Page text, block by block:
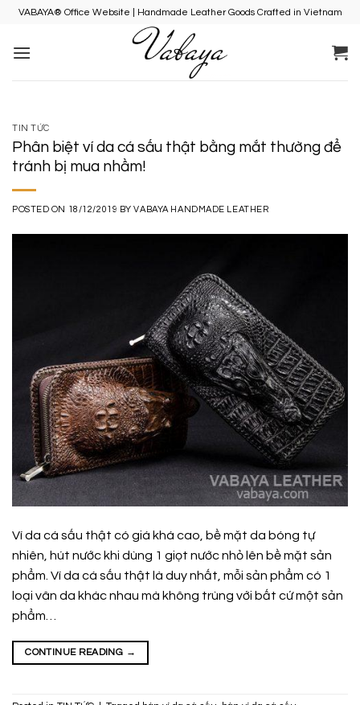
Skip
content
VABAYA® Office Website | Handmade Leather Goods Crafted in Vietnam
TIN TỨC
Phân biệt ví da cá sấu thật bằng mắt thường để
tránh bị mua nhầm!
POSTED ON 18/12/2019 BYVABAYA HANDMADE LEATHER
Ví da cá sấu thật có giá khá cao, bề mặt da bóng tự
nhiên, hút nước khi dùng 1 giọt nước nhỏ lên bề mặt sản
phẩm. Ví da cá sấu thật là duy nhất, mỗi sản phẩm có 1
loại vân da khác nhau mà không trùng với bất cứ một sản
phẩm…
CONTINUE READING →